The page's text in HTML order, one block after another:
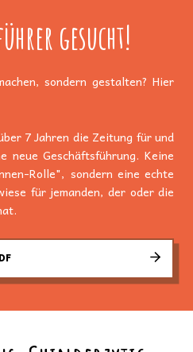
gesucht!
sondern gestalten? Hier
7 Jahren die Zeitung für und
neue Geschäftsführung. Keine
Rolle", sondern eine echte
für jemanden, der oder die